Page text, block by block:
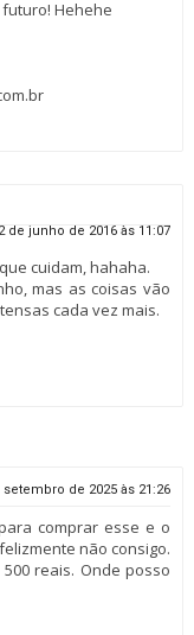
Hehehe
de junho de 2016 às 11:07
cuidam, hahaha.
mas as coisas vão
cada vez mais.
setembro de 2025 às 21:26
comprar esse e o
não consigo.
reais. Onde posso